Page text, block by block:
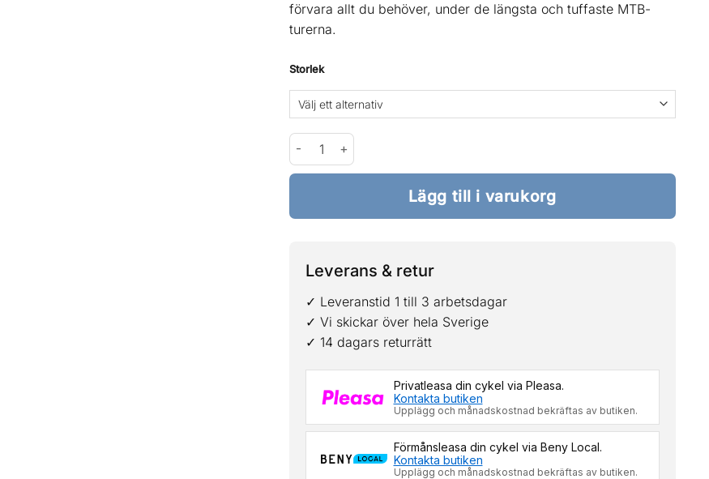
förvara allt du behöver, under de längsta och tuffaste MTB-
turerna.
Storlek
Fox Ranger Pants Black mängd
Lägg till i varukorg
Leverans & retur
✓ Leveranstid 1 till 3 arbetsdagar
✓ Vi skickar över hela Sverige
✓ 14 dagars returrätt
Privatleasa din cykel via Pleasa.
Kontakta butiken
Upplägg och månadskostnad bekräftas av butiken.
Förmånsleasa din cykel via Beny Local.
Kontakta butiken
Upplägg och månadskostnad bekräftas av butiken.